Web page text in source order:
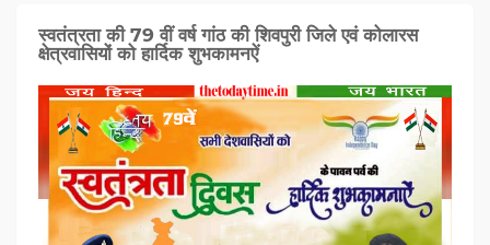
स्वतंत्रता की 79 वीं वर्ष गांठ की शिवपुरी जिले एवं कोलारस
क्षेत्रवासियों को हार्दिक शुभकामनऐं